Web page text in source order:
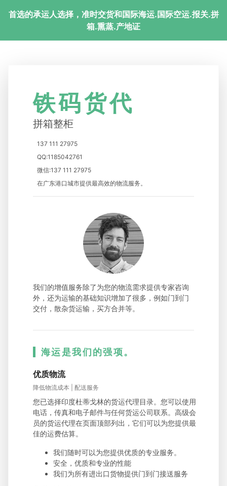
首选的承运人选择，准时交货和国际海运.国际空运.报关.拼
箱.熏蒸.产地证
铁码货代
拼箱整柜
137 111 27975
QQ:1185042761
微信:137 111 27975
在广东港口城市提供最高效的物流服务。
我们的增值服务除了为您的物流需求提供专家咨询
外，还为运输的基础知识增加了很多，例如门到门
交付，散杂货运输，买方合并等。
海运是我们的强项。
优质物流
降低物流成本 | 配送服务
您已选择印度杜蒂戈林的货运代理目录。您可以使用
电话，传真和电子邮件与任何货运公司联系。高级会
员的货运代理在页面顶部列出，它们可以为您提供最
佳的运费估算。
我们随时可以为您提供优质的专业服务。
安全，优质和专业的性能
我们为所有进出口货物提供门到门接送服务